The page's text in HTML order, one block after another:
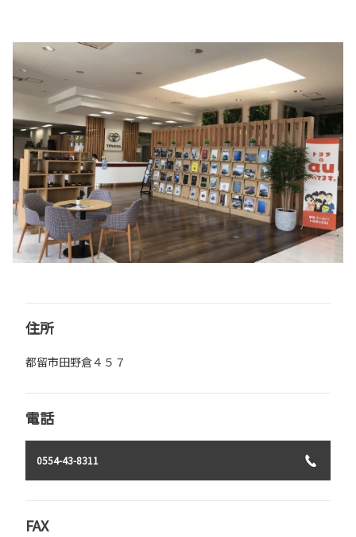
住所
都留市田野倉４５７
電話
0554-43-8311
FAX